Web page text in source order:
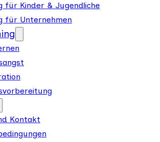
für Kinder & Jugendliche
für Unternehmen
Kontakt